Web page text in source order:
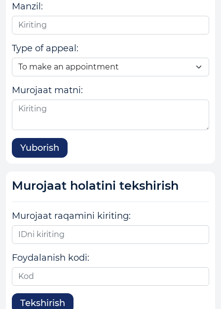
Manzil:
Type of appeal:
Murojaat matni:
Yuborish
Murojaat holatini tekshirish
Murojaat raqamini kiriting:
Foydalanish kodi:
Tekshirish